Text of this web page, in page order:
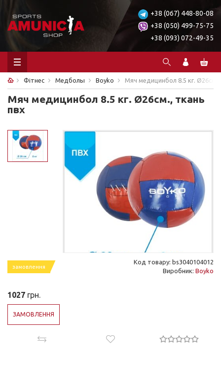
+38 (067) 448-80-08
+38 (050) 499-75-75
+38 (093) 072-49-35
Фітнес Медболы Boyko Мяч медицинбол 8.5 кг. Ø26см.,
Мяч медицинбол 8.5 кг. Ø26см., ткань
пвх
замовлення
Код товару: bs3040104012
Виробник: Boyko
1027 грн.
ЗАМОВЛЕННЯ